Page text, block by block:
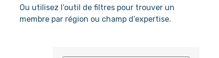
Ou utilisez l’outil de filtres pour trouver un
membre par région ou champ d’expertise.